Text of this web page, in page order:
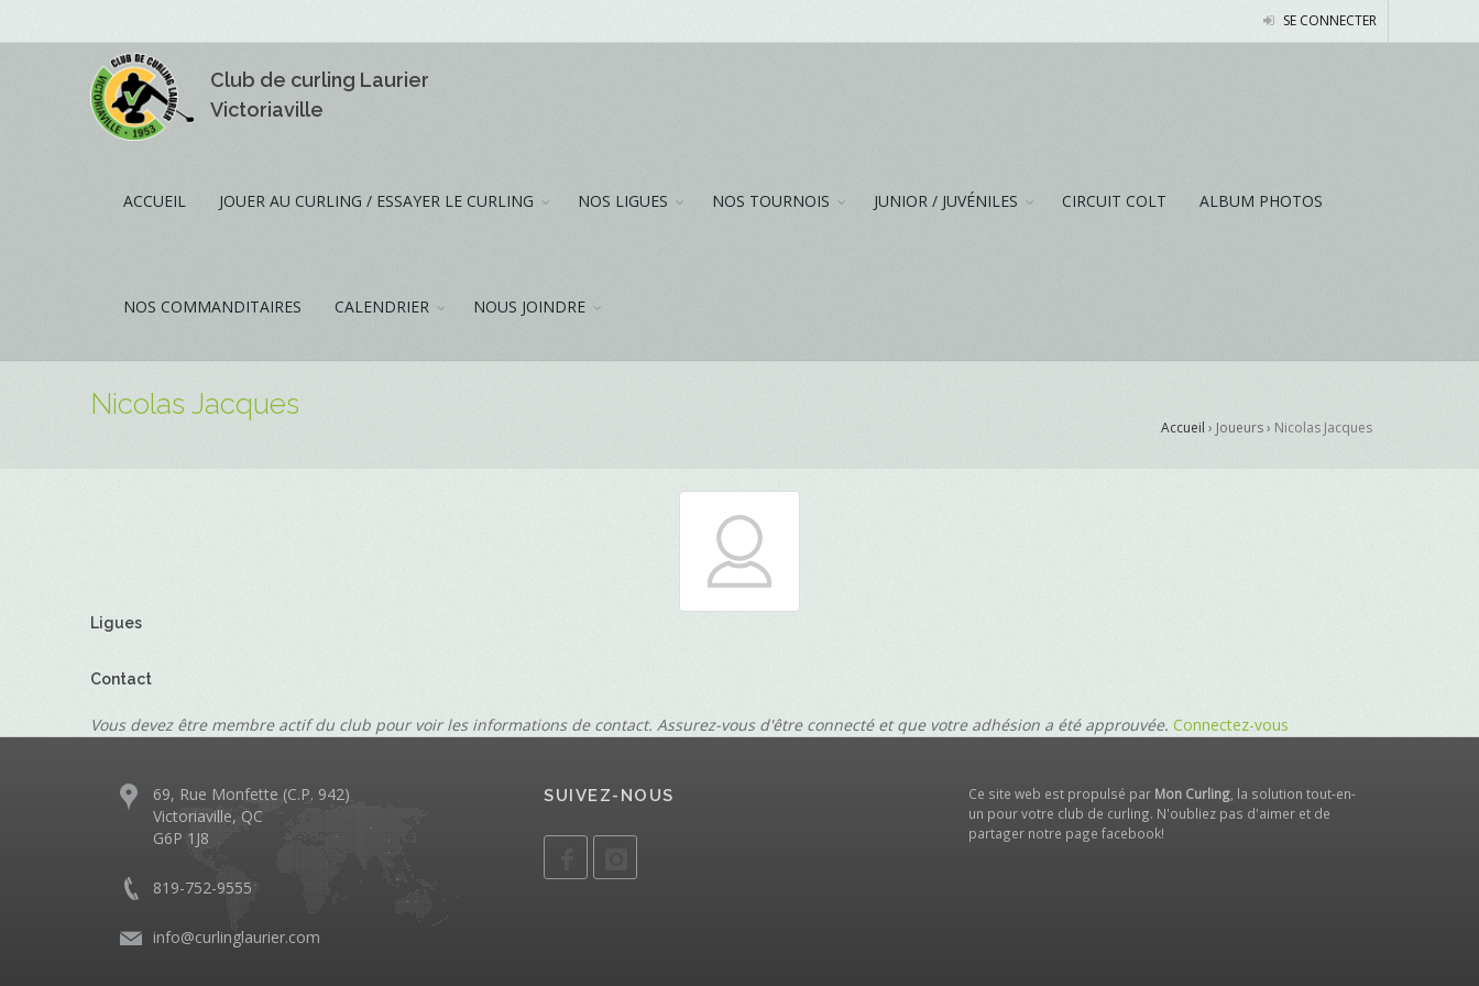
SE CONNECTER
Club de curling Laurier
Victoriaville
ACCUEIL JOUER AU CURLING / ESSAYER LE CURLING NOS LIGUES NOS TOURNOIS JUNIOR / JUVÉNILES CIRCUIT COLT ALBUM PHOTOS
NOS COMMANDITAIRES CALENDRIER NOUS JOINDRE
Nicolas Jacques
Accueil › Joueurs › Nicolas Jacques
Ligues
Contact
Vous devez être membre actif du club pour voir les informations de contact. Assurez-vous d'être connecté et que votre adhésion a été approuvée. Connectez-vous
69, Rue Monfette (C.P. 942)
Victoriaville, QC
G6P 1J8
819-752-9555
info@curlinglaurier.com
SUIVEZ-NOUS Ce site web est propulsé par Mon Curling, la solution tout-en-
un pour votre club de curling. N'oubliez pas d'aimer et de
partager notre page facebook!